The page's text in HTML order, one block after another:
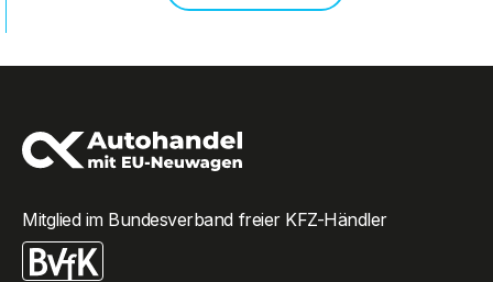
Mitglied im Bundesverband freier KFZ-Händler